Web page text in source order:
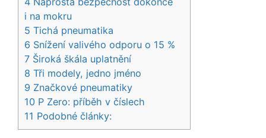
i na mokru
5 Tichá pneumatika
6 Snížení valivého odporu o 15 %
7 Široká škála uplatnění
8 Tři modely, jedno jméno
9 Značkové pneumatiky
10 P Zero: příběh v číslech
11 Podobné články: